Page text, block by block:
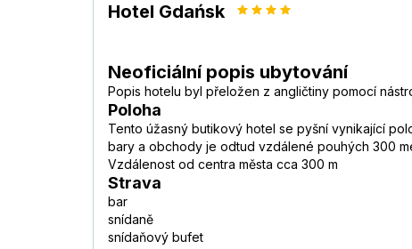
Hotel Gdańsk
Neoficiální popis ubytování
Popis hotelu byl přeložen z angličtiny pomocí
Poloha
Tento úžasný butikový hotel se pyšní vynikající
bary a obchody je odtud vzdálené pouhých 300
Vzdálenost od centra města cca 300 m
Strava
bar
snídaně
snídaňový bufet